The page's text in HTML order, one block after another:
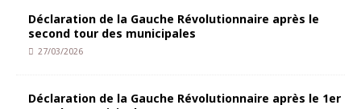
Déclaration de la Gauche Révolutionnaire après le
second tour des municipales
27/03/2026
Déclaration de la Gauche Révolutionnaire après le 1er